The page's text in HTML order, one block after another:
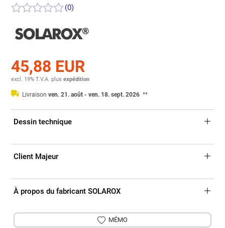
(0)
45,88 EUR
excl. 19% T.V.A. plus expédition
Livraison ven. 21. août - ven. 18. sept. 2026 **
Dessin technique
Client Majeur
À propos du fabricant SOLAROX
MÉMO